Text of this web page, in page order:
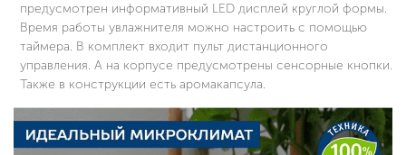
предусмотрен информативный LED дисплей круглой формы.
Время работы увлажнителя можно настроить с помощью
таймера. В комплект входит пульт дистанционного
управления. А на корпусе предусмотрены сенсорные кнопки.
Также в конструкции есть аромакапсула.